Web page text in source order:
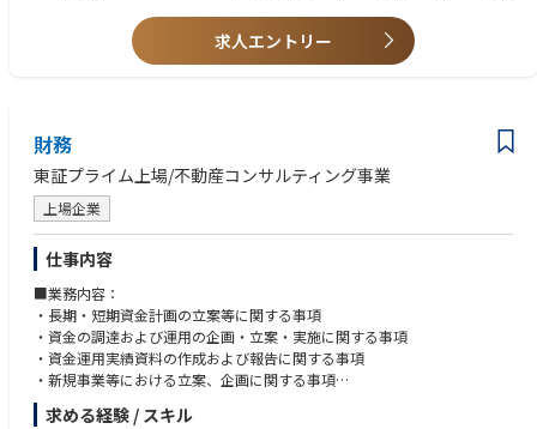
求める人物像：コミュニケーションに優れた方、泥臭い仕事も一生懸命や
れる方、全体を考えてバランス良く仕事ができる方
求人エントリー
財務
東証プライム上場/不動産コンサルティング事業
上場企業
仕事内容
■業務内容：
・長期・短期資金計画の立案等に関する事項
・資金の調達および運用の企画・立案・実施に関する事項
・資金運用実績資料の作成および報告に関する事項
・新規事業等における立案、企画に関する事項
・事業買収等に関わるDD など
求める経験 / スキル